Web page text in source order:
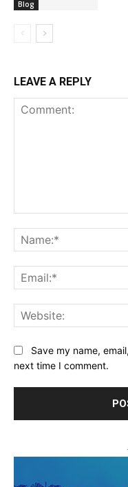
Blog
LEAVE A REPLY
Save my name,
next time I comment.